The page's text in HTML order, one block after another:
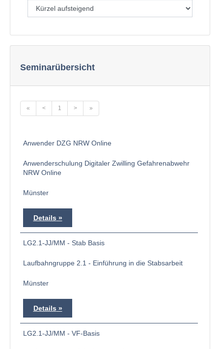
Seminarübersicht
« < 1 > »
Anwender DZG NRW Online
Anwenderschulung Digitaler Zwilling Gefahrenabwehr
NRW Online
Münster
Details
LG2.1-JJ/MM - Stab Basis
Laufbahngruppe 2.1 - Einführung in die Stabsarbeit
Münster
Details
LG2.1-JJ/MM - VF-Basis